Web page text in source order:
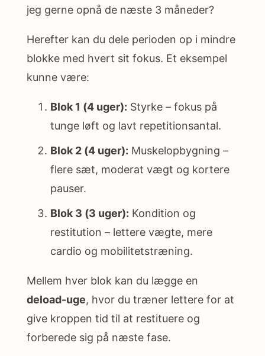
jeg gerne opnå de næste 3 måneder?
Herefter kan du dele perioden op i mindre
blokke med hvert sit fokus. Et eksempel
kunne være:
Blok 1 (4 uger): Styrke – fokus på
tunge løft og lavt repetitionsantal.
Blok 2 (4 uger): Muskelopbygning –
flere sæt, moderat vægt og kortere
pauser.
Blok 3 (3 uger): Kondition og
restitution – lettere vægte, mere
cardio og mobilitetstræning.
Mellem hver blok kan du lægge en
deload-uge, hvor du træner lettere for at
give kroppen tid til at restituere og
forberede sig på næste fase.